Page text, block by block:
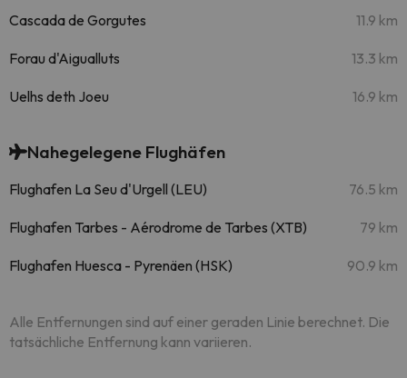
Cascada de Gorgutes 11.9 km
Forau d'Aigualluts 13.3 km
Uelhs deth Joeu 16.9 km
Nahegelegene Flughäfen
Flughafen La Seu d'Urgell (LEU) 76.5 km
Flughafen Tarbes - Aérodrome de Tarbes (XTB) 79 km
Flughafen Huesca - Pyrenäen (HSK) 90.9 km
Alle Entfernungen sind auf einer geraden Linie berechnet. Die
tatsächliche Entfernung kann variieren.